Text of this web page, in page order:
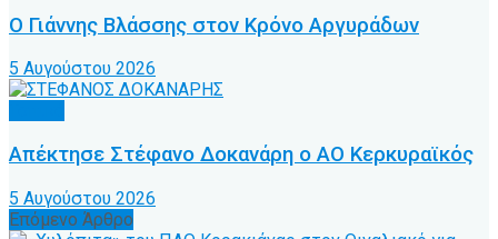
Ο Γιάννης Βλάσσης στον Κρόνο Αργυράδων
5 Αυγούστου 2026
Απέκτησε Στέφανο Δοκανάρη ο ΑΟ Κερκυραϊκός
5 Αυγούστου 2026
Επόμενο Άρθρο